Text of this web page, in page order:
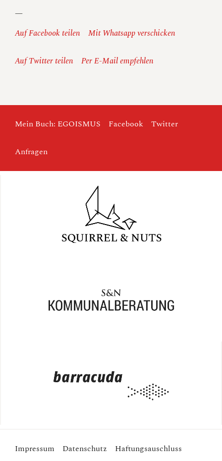
—
Auf Facebook teilen
Mit Whatsapp verschicken
Auf Twitter teilen Per E-Mail empfehlen
Mein Buch: EGOISMUS Facebook Twitter
Anfragen
Impressum Datenschutz Haftungsauschluss